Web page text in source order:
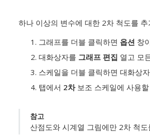
하나 이상의 변수에 대한 2차 척도를
그래프를 더블 클릭하면 옵션 창
대화상자를 그래프 편집 열고 모
스케일을 더블 클릭하면 대화상
탭에서 2차보조 스케일에 사용
참고
산점도와 시계열 그림에만 2차 척